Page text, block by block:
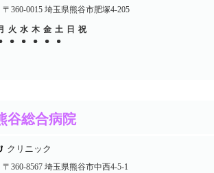
〒360-0015 埼玉県熊谷市肥塚4-205
火 水 木 金 土 日 祝
● ● ● ●
● ● ●
● ●
●
谷総合病院
クリニック
〒360-8567 埼玉県熊谷市中西4-5-1